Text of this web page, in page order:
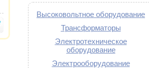
Высоковольтное оборудование
Трансформаторы
Электротехническое
оборудование
Электрооборудование